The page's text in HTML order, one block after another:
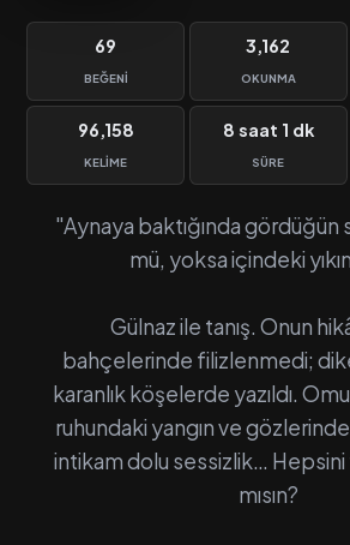
69
BEĞENI
3,162
OKUNMA
96,158
KELIME
8 saat 1 dk
SÜRE
"Aynaya baktığında gördüğün
mü, yoksa içindeki
Gülnaz ile tanış. Onun
bahçelerinde filizlenmedi;
karanlık köşelerde yazıldı.
ruhundaki yangın ve
intikam dolu sessizlik… Hepsini
mısın?